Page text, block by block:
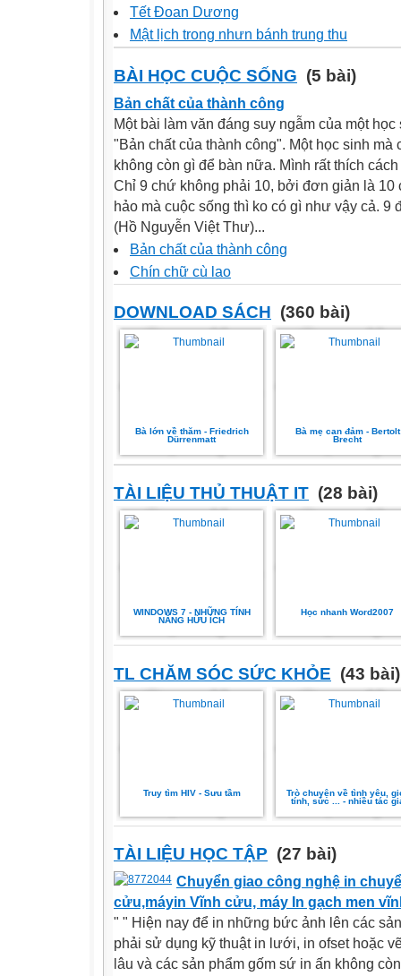
Tết Đoan Dương
Mật lịch trong nhưn bánh trung thu
BÀI HỌC CUỘC SỐNG (5 bài)
Bản chất của thành công
Một bài làm văn đáng suy ngẫm của một
"Bản chất của thành công". Một học sinh
không còn gì để bàn nữa. Mình rất thích
Chỉ 9 chứ không phải 10, bởi đơn giản là 10
hảo mà cuộc sống thì ko có gì như vậy cả. 9
(Hồ Nguyễn Việt Thư)...
Bản chất của thành công
Chín chữ cù lao
DOWNLOAD SÁCH (360 bài)
Bà lớn về thăm - Friedrich
Dürrenmatt
Bà mẹ can đảm - Bertolt
Brecht
TÀI LIỆU THỦ THUẬT IT (28 bài)
WINDOWS 7 - NHỮNG TÍNH
NĂNG HỮU ÍCH
Học nhanh Word2007
TL CHĂM SÓC SỨC KHỎE (43 bài)
Truy tìm HIV - Sưu tầm
Trò chuyện về tình yêu,
tính, sức ... - nhiều tác
TÀI LIỆU HỌC TẬP (27 bài)
Chuyển giao công nghệ in
cửu,máyin Vĩnh cửu, máy In gạch men
" " Hiện nay để in những bức ảnh lên các
phải sử dụng kỹ thuật in lưới, in ofset hoặc
lâu và các sản phẩm gốm sứ in ấn không